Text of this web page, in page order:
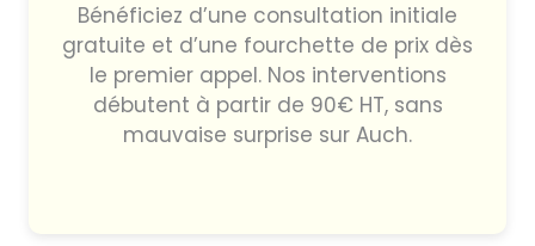
Bénéficiez d’une consultation initiale
gratuite et d’une fourchette de prix dès
le premier appel. Nos interventions
débutent à partir de 90€ HT, sans
mauvaise surprise sur Auch.